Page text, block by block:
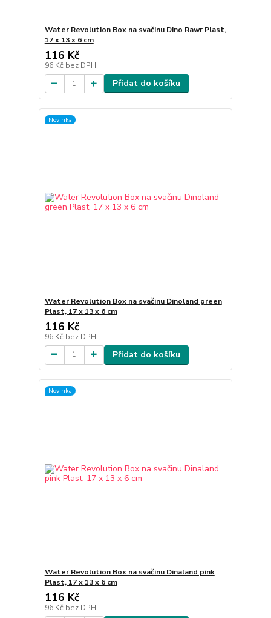
Water Revolution Box na svačinu Dino Rawr Plast,
17 x 13 x 6 cm
116 Kč
96 Kč bez DPH
Přidat do košíku
Novinka
Water Revolution Box na svačinu Dinoland green
Plast, 17 x 13 x 6 cm
116 Kč
96 Kč bez DPH
Přidat do košíku
Novinka
Water Revolution Box na svačinu Dinaland pink
Plast, 17 x 13 x 6 cm
116 Kč
96 Kč bez DPH